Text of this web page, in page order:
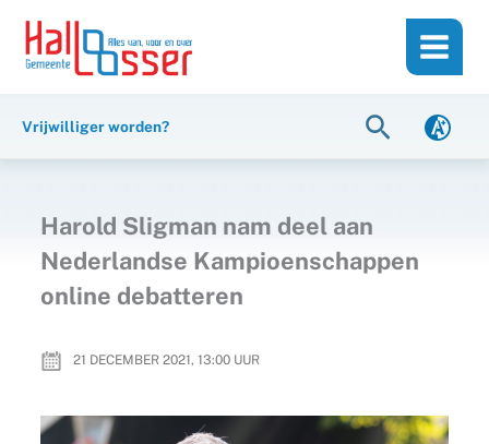
inhoud
naar
Vrijwilliger worden? Zoeken
Harold Sligman nam deel aan
Nederlandse Kampioenschappen
online debatteren
21 DECEMBER 2021, 13:00UUR